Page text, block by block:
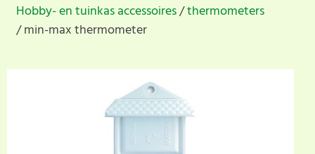
Hobby- en tuinkas accessoires thermometers
min-max thermometer